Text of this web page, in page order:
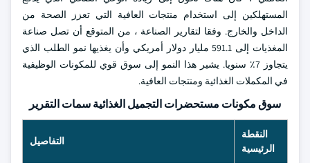
المستهلكين إلى استخدام منتجات العافية التي تعزز الصحة من
الداخل والخارج. وفقا لتقارير الصناعة ، من المتوقع أن تصل صناعة
المغذيات إلى 591.1 مليار دولار أمريكي وأن يغذيها نمو الطلب الذي
يتجاوز 7٪ سنويا. يشير هذا النمو إلى سوق قوي للمكونات الوظيفية
في المكملات الغذائية ومنتجات العافية.
سوق مكونات مستحضرات التجميل الغذائية سمات التقرير
النقطة
الرئيسية
التفاصيل